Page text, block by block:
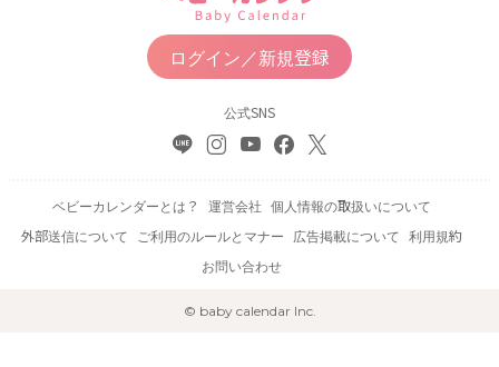
ログイン／新規登録
公式SNS
ベビーカレンダーとは？ 運営会社 個人情報の取扱いについて
外部送信について
ご利用のルールとマナー 広告掲載について 利用規約
お問い合わせ
© baby calendar Inc.